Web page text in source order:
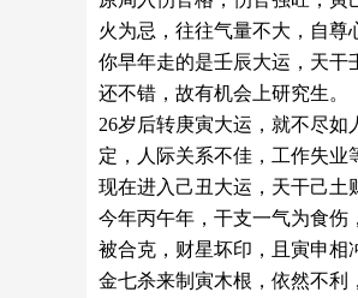
火为忌，往往气量不大，自尊
你早年走的是壬辰大运，天干
还不错，故有机会上研究生。
26岁后转庚寅大运，就不尽
定，人际关系不佳，工作失业
现在进入己丑大运，天干己土
今年丙午年，干支一气为食伤
被合克，财星坏印，且寅申相
金七杀来制寅木根，依然不利